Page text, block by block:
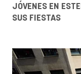
JÓVENES EN
SUS FIESTAS